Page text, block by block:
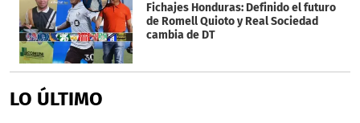
Fichajes Honduras: Definido el futuro
de Romell Quioto y Real Sociedad
cambia de DT
LO ÚLTIMO